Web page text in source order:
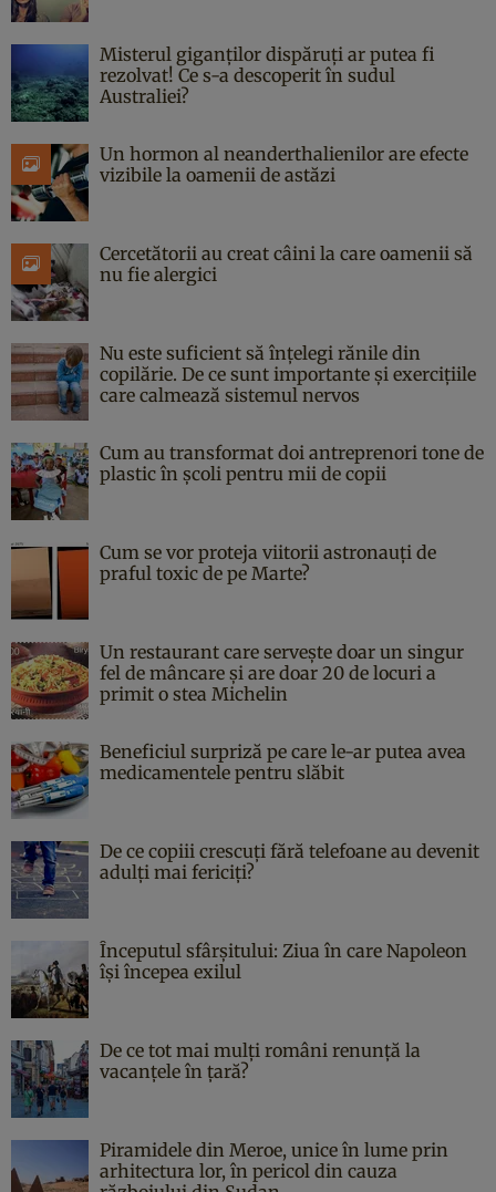
Misterul giganților dispăruți ar putea fi
rezolvat! Ce s-a descoperit în sudul
Australiei?
Un hormon al neanderthalienilor are efecte
vizibile la oamenii de astăzi
Cercetătorii au creat câini la care oamenii să
nu fie alergici
Nu este suficient să înțelegi rănile din
copilărie. De ce sunt importante și exercițiile
care calmează sistemul nervos
Cum au transformat doi antreprenori tone de
plastic în școli pentru mii de copii
Cum se vor proteja viitorii astronauți de
praful toxic de pe Marte?
Un restaurant care servește doar un singur
fel de mâncare și are doar 20 de locuri a
primit o stea Michelin
Beneficiul surpriză pe care le-ar putea avea
medicamentele pentru slăbit
De ce copiii crescuți fără telefoane au devenit
adulți mai fericiți?
Începutul sfârşitului: Ziua în care Napoleon
îşi începea exilul
De ce tot mai mulți români renunță la
vacanțele în țară?
Piramidele din Meroe, unice în lume prin
arhitectura lor, în pericol din cauza